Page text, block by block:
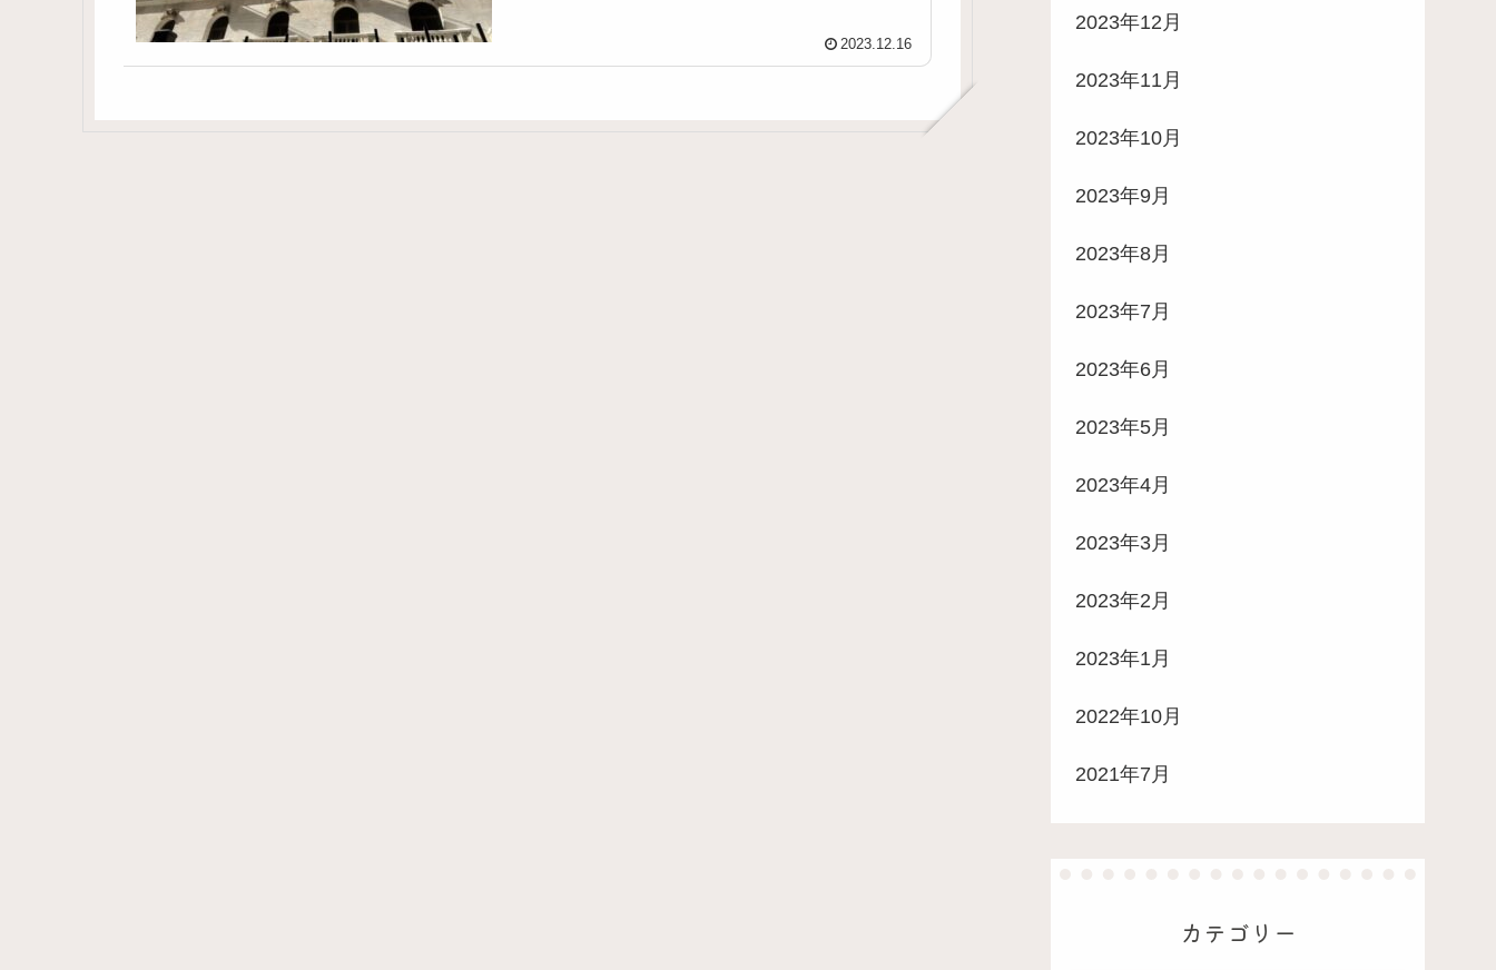
2023.12.16
2023年12月
2023年11月
2023年10月
2023年9月
2023年8月
2023年7月
2023年6月
2023年5月
2023年4月
2023年3月
2023年2月
2023年1月
2022年10月
2021年7月
カテゴリー